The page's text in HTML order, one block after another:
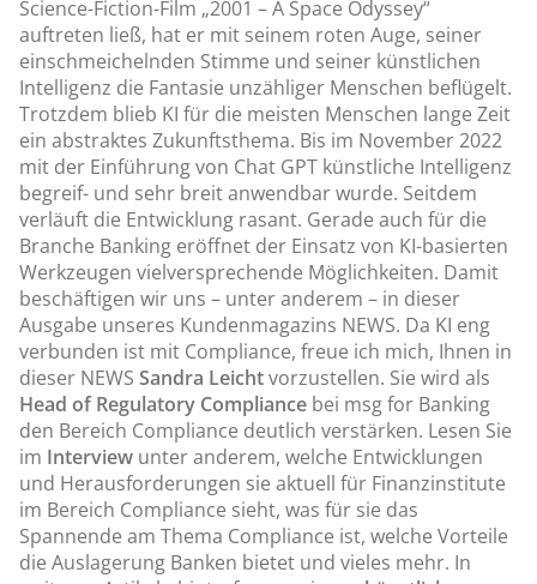
Science-Fiction-Film „2001 – A Space Odyssey“
auftreten ließ, hat er mit seinem roten Auge, seiner
einschmeichelnden Stimme und seiner künstlichen
Intelligenz die Fantasie unzähliger Menschen beflügelt.
Trotzdem blieb KI für die meisten Menschen lange Zeit
ein abstraktes Zukunftsthema. Bis im November 2022
mit der Einführung von Chat GPT künstliche Intelligenz
begreif- und sehr breit anwendbar wurde. Seitdem
verläuft die Entwicklung rasant. Gerade auch für die
Branche Banking eröffnet der Einsatz von KI-basierten
Werkzeugen vielversprechende Möglichkeiten. Damit
beschäftigen wir uns – unter anderem – in dieser
Ausgabe unseres Kundenmagazins NEWS. Da KI eng
verbunden ist mit Compliance, freue ich mich, Ihnen in
dieser NEWS Sandra Leichtvorzustellen. Sie wird als
Head of Regulatory Compliance bei msg for Banking
den Bereich Compliance deutlich verstärken. Lesen Sie
im Interview unter anderem, welche Entwicklungen
und Herausforderungen sie aktuell für Finanzinstitute
im Bereich Compliance sieht, was für sie das
Spannende am Thema Compliance ist, welche Vorteile
die Auslagerung Banken bietet und vieles mehr. In